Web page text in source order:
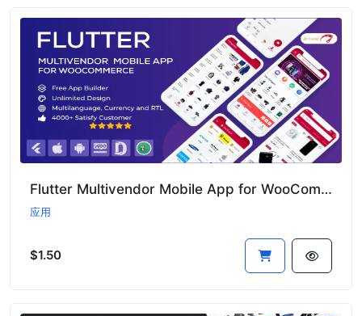
Flutter Multivendor Mobile App for WooCommerce
应用
$1.50